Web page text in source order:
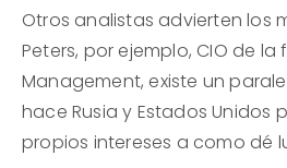
Otros analistas advierten los
Peters, por ejemplo, CIO de la
Management, existe un
hace Rusia y Estados Unidos
propios intereses a como dé